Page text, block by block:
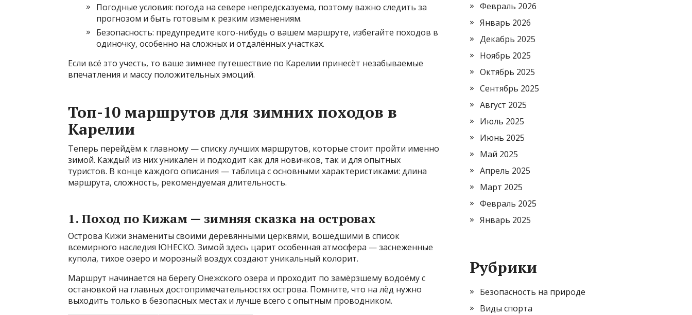
Погодные условия: погода на севере непредсказуема, поэтому важно следить за
прогнозом и быть готовым к резким изменениям.
Безопасность: предупредите кого-нибудь о вашем маршруте, избегайте походов в
одиночку, особенно на сложных и отдалённых участках.
Если всё это учесть, то ваше зимнее путешествие по Карелии принесёт незабываемые
впечатления и массу положительных эмоций.
Топ-10 маршрутов для зимних походов в
Карелии
Теперь перейдём к главному — списку лучших маршрутов, которые стоит пройти именно
зимой. Каждый из них уникален и подходит как для новичков, так и для опытных
туристов. В конце каждого описания — таблица с основными характеристиками: длина
маршрута, сложность, рекомендуемая длительность.
1. Поход по Кижам — зимняя сказка на островах
Острова Кижи знамениты своими деревянными церквями, вошедшими в список
всемирного наследия ЮНЕСКО. Зимой здесь царит особенная атмосфера — заснеженные
купола, тихое озеро и морозный воздух создают уникальный колорит.
Маршрут начинается на берегу Онежского озера и проходит по замёрзшему водоёму с
остановкой на главных достопримечательностях острова. Помните, что на лёд нужно
выходить только в безопасных местах и лучше всего с опытным проводником.
Февраль 2026
Январь 2026
Декабрь 2025
Ноябрь 2025
Октябрь 2025
Сентябрь 2025
Август 2025
Июль 2025
Июнь 2025
Май 2025
Апрель 2025
Март 2025
Февраль 2025
Январь 2025
Рубрики
Безопасность на природе
Виды спорта